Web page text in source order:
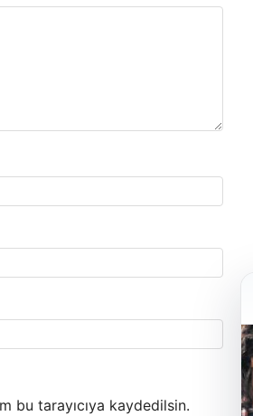
bu tarayıcıya kaydedilsin.